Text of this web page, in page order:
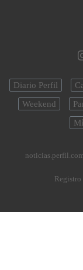
Diario Perfil
Weekend